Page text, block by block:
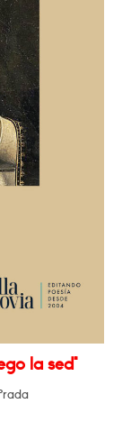
la sed"